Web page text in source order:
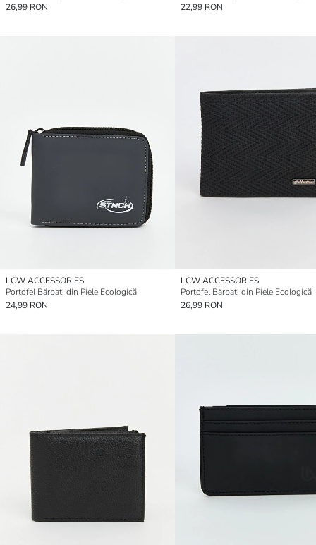
26,99 RON
22,99 RON
LCW ACCESSORIES
Portofel Bărbați din Piele Ecologică
24,99 RON
LCW ACCESSORIES
Portofel Bărbați din Piele Ecologică
26,99 RON